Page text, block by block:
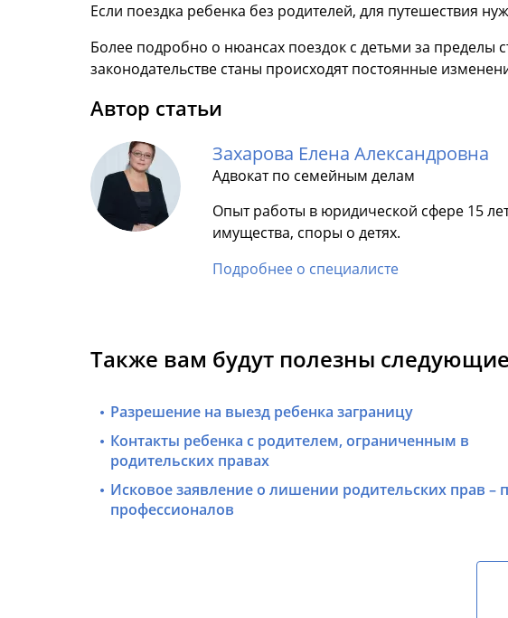
Если поездка ребенка без родителей, для путешествия
Более подробно о нюансах поездок с детьми за пределы
законодательстве станы происходят постоянные
Автор статьи
Захарова Елена Александровна
Адвокат по семейным делам
Опыт работы в юридической сфере 15
имущества, споры о детях.
Подробнее о специалисте
Также вам будут полезны следующие
Разрешение на выезд ребенка заграницу
Контакты ребенка с родителем, ограниченным в
родительских правах
Исковое заявление о лишении родительских прав –
профессионалов